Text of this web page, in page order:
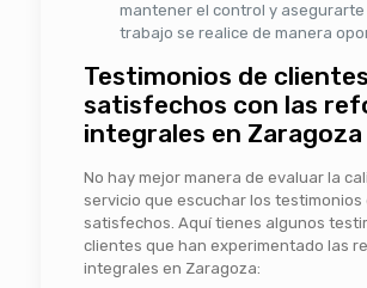
mantener el control y asegurarte
trabajo se realice de manera
Testimonios de clientes
satisfechos con las
integrales en Zaragoza
No hay mejor manera de evaluar la
servicio que escuchar los testimonios
satisfechos. Aquí tienes algunos
clientes que han experimentado las
integrales en Zaragoza: